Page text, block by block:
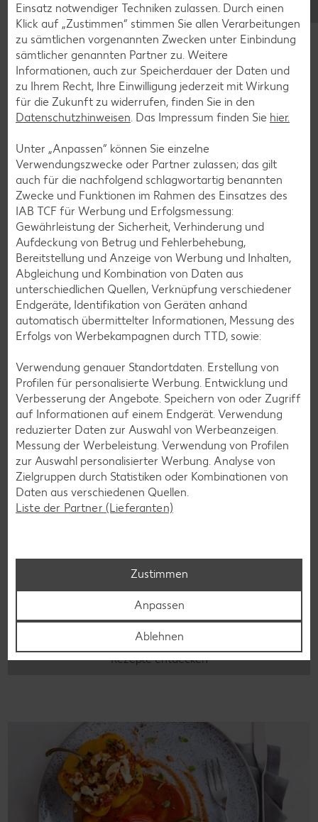
Glutenfreie Rezepte
Wer auf Gluten verzichtet, muss nicht automatisch auf
Vielfalt und Geschmack verzichten. Ob süß oder herzhaft –
mit unseren glutenfreien Rezepten zauberst du dir Gerichte,
die nicht nur verträglich, sondern auch richtig lecker sind.
Rezepte entdecken
Laktosefreie Rezepte
Laktoseintoleranz muss dich kulinarisch nicht ausbremsen,
denn es geht auch ohne. Unsere laktosefreien Rezepte
bringen Vielfalt auf den Tisch – für große und kleine
Genießer, für die Lunchbox oder das Abendessen.
Rezepte entdecken
Einsatz notwendiger Techniken zulassen. Durch einen
Klick auf „Zustimmen“ stimmen Sie allen Verarbeitungen
zu sämtlichen vorgenannten Zwecken unter Einbindung
sämtlicher genannten Partner zu. Weitere
Informationen, auch zur Speicherdauer der Daten und
zu Ihrem Recht, Ihre Einwilligung jederzeit mit Wirkung
für die Zukunft zu widerrufen, finden Sie in den
Datenschutzhinweisen. Das Impressum finden Sie hier.
Unter „Anpassen“ können Sie einzelne
Verwendungszwecke oder Partner zulassen; das gilt
auch für die nachfolgend schlagwortartig benannten
Zwecke und Funktionen im Rahmen des Einsatzes des
IAB TCF für Werbung und Erfolgsmessung:
Gewährleistung der Sicherheit, Verhinderung und
Aufdeckung von Betrug und Fehlerbehebung,
Bereitstellung und Anzeige von Werbung und Inhalten,
Abgleichung und Kombination von Daten aus
unterschiedlichen Quellen, Verknüpfung verschiedener
Endgeräte, Identifikation von Geräten anhand
automatisch übermittelter Informationen, Messung des
Erfolgs von Werbekampagnen durch TTD, sowie:
Verwendung genauer Standortdaten. Erstellung von
Profilen für personalisierte Werbung. Entwicklung und
Verbesserung der Angebote. Speichern von oder Zugriff
auf Informationen auf einem Endgerät. Verwendung
reduzierter Daten zur Auswahl von Werbeanzeigen.
Messung der Werbeleistung. Verwendung von Profilen
zur Auswahl personalisierter Werbung. Analyse von
Zielgruppen durch Statistiken oder Kombinationen von
Daten aus verschiedenen Quellen.
Liste der Partner (Lieferanten)
Zustimmen
Anpassen
Ablehnen